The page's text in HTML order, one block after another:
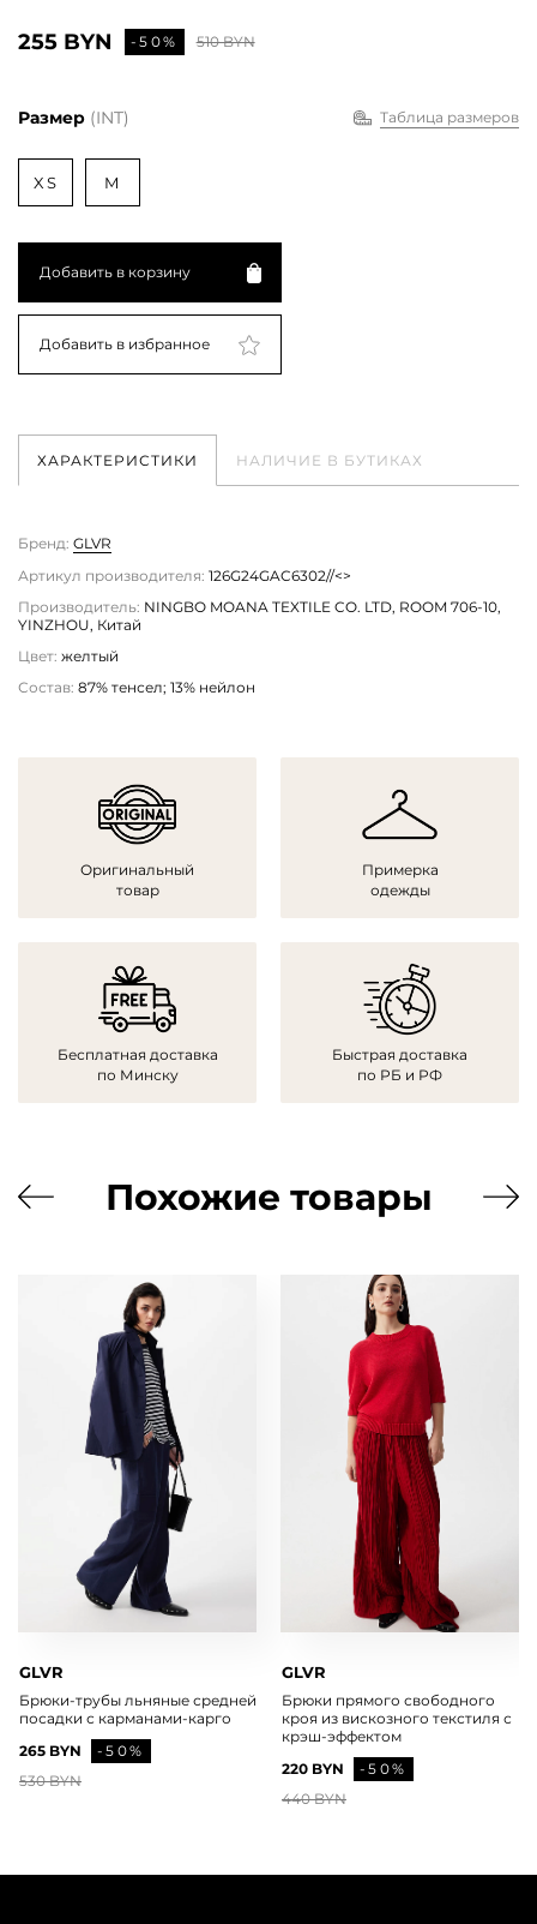
255 BYN -50% 510 BYN
Размер (INT) Таблица размеров
XS M
Добавить в корзину
Добавить в избранное
ХАРАКТЕРИСТИКИ НАЛИЧИЕ В БУТИКАХ
Бренд: GLVR
Артикул производителя: 126G24GAC6302//<>
Производитель: NINGBO MOANA TEXTILE CO. LTD, ROOM 706-10,
YINZHOU, Китай
Цвет: желтый
Состав: 87% тенсел; 13% нейлон
Оригинальный
товар
Примерка
одежды
Бесплатная доставка
по Минску
Быстрая доставка
по РБ и РФ
Похожие товары
GLVR
Брюки-трубы льняные средней
посадки с карманами-карго
265 BYN
-50%
530 BYN
GLVR
Брюки прямого свободного
кроя из вискозного текстиля с
крэш-эффектом
220 BYN
-50%
440 BYN